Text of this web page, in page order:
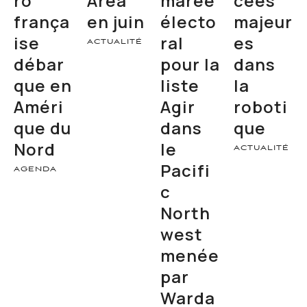
frança
ise
débar
que en
Améri
que du
Nord
AGENDA
en juin
ACTUALITÉ
électo
ral
pour la
liste
Agir
dans
le
Pacifi
c
North
west
menée
par
Warda
majeur
es
dans
la
roboti
que
ACTUALITÉ